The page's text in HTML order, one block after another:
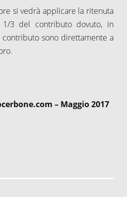
si vedrà applicare la ritenuta
3 del contributo dovuto, in
sono direttamente a
– Maggio 2017